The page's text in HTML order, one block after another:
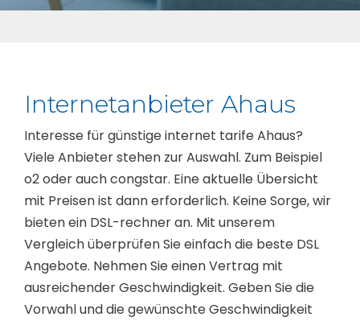
Internetanbieter Ahaus
Interesse für günstige internet tarife Ahaus?
Viele Anbieter stehen zur Auswahl. Zum Beispiel
o2 oder auch congstar. Eine aktuelle Übersicht
mit Preisen ist dann erforderlich. Keine Sorge, wir
bieten ein DSL-rechner an. Mit unserem
Vergleich überprüfen Sie einfach die beste DSL
Angebote. Nehmen Sie einen Vertrag mit
ausreichender Geschwindigkeit. Geben Sie die
Vorwahl und die gewünschte Geschwindigkeit